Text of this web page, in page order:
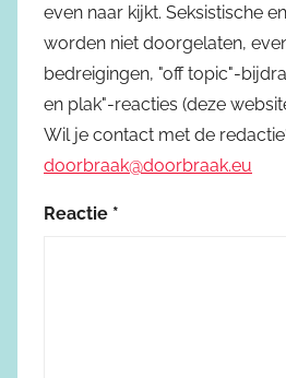
even naar kijkt. Seksistische
worden niet doorgelaten,
bedreigingen, "off topic"-
en plak"-reacties (deze
Wil je contact met de
doorbraak@doorbraak.eu
Reactie *